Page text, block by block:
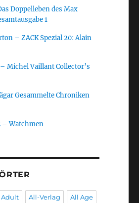
Doppelleben des Max
1
– ZACK Spezial 20: Alain
Michel Vaillant Collector’s
Gesammelte Chroniken
– Watchmen
Adult All-Verlag All Age